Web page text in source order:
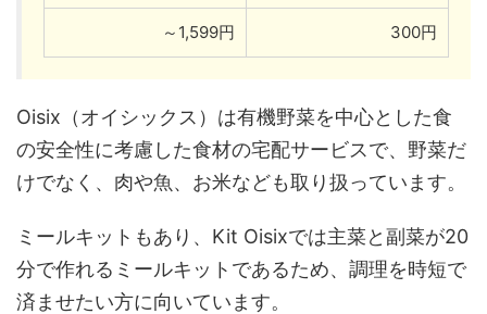
～1,599円 300円
Oisix（オイシックス）は有機野菜を中心とした食
の安全性に考慮した食材の宅配サービスで、野菜だ
けでなく、肉や魚、お米なども取り扱っています。
ミールキットもあり、Kit Oisixでは主菜と副菜が20
分で作れるミールキットであるため、調理を時短で
済ませたい方に向いています。